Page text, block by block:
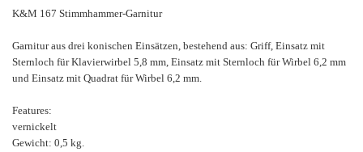
K&M 167 Stimmhammer-Garnitur
Garnitur aus drei konischen Einsätzen, bestehend aus: Griff, Einsatz mit
Sternloch für Klavierwirbel 5,8 mm, Einsatz mit Sternloch für Wirbel 6,2 mm
und Einsatz mit Quadrat für Wirbel 6,2 mm.
Features:
vernickelt
Gewicht: 0,5 kg.